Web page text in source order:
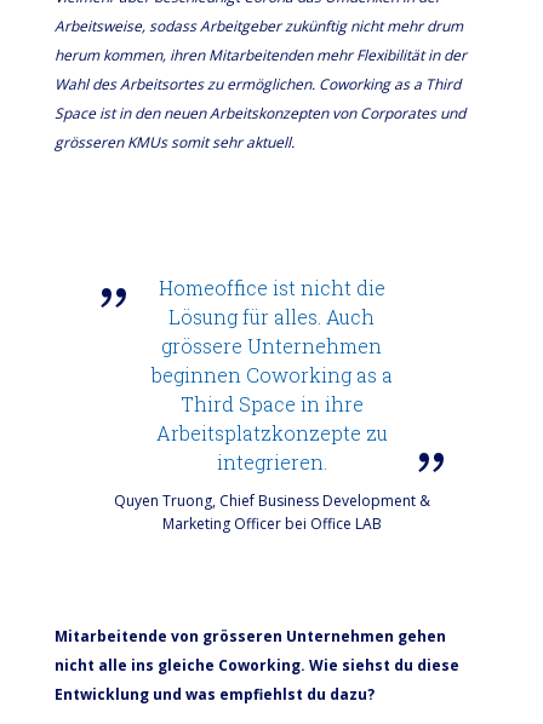
Arbeitsweise, sodass Arbeitgeber zukünftig nicht mehr drum
herum kommen, ihren Mitarbeitenden mehr Flexibilität in der
Wahl des Arbeitsortes zu ermöglichen. Coworking as a Third
Space ist in den neuen Arbeitskonzepten von Corporates und
grösseren KMUs somit sehr aktuell.
Homeoffice ist nicht die
Lösung für alles. Auch
grössere Unternehmen
beginnen Coworking as a
Third Space in ihre
Arbeitsplatzkonzepte zu
integrieren.
Quyen Truong, Chief Business Development &
Marketing Officer bei Office LAB
Mitarbeitende von grösseren Unternehmen gehen
nicht alle ins gleiche Coworking. Wie siehst du diese
Entwicklung und was empfiehlst du dazu?